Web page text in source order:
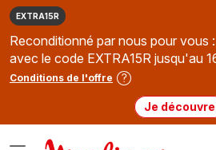
EXTRA15R
Reconditionné par nous pour vous
avec le code EXTRA15R jusqu'au
Conditions de l'offre
Je découvre